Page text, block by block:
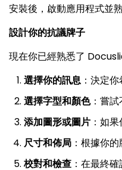
安裝後，啟動應用程式並
設計你的抗議牌子
現在你已經熟悉了
選擇你的訊息：決定
選擇字型和顏色：嘗試
添加圖形或圖片 ：如
尺寸和佈局 ：根據你
校對和檢查 ：在最終